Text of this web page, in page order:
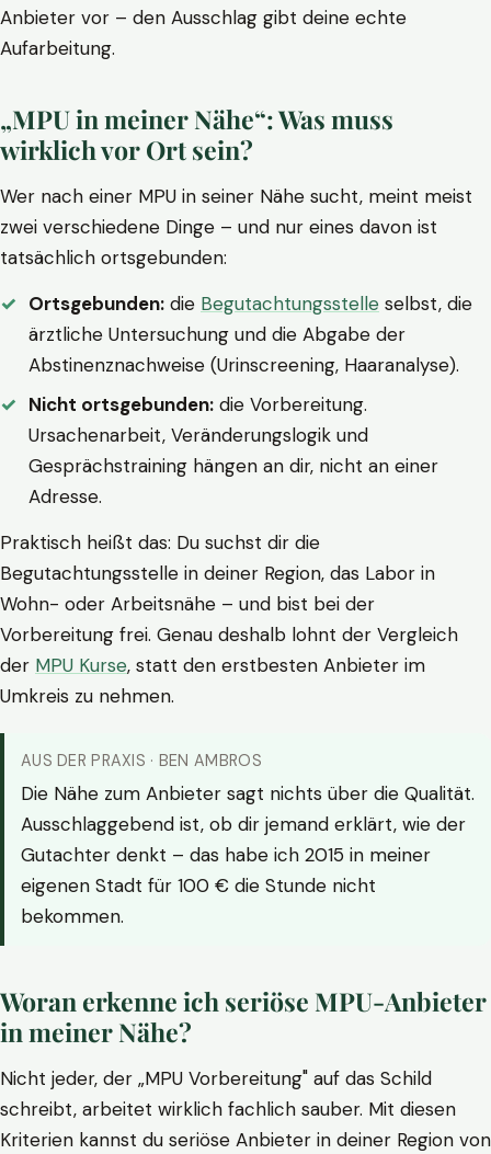
Anbieter vor – den Ausschlag gibt deine echte
Aufarbeitung.
„MPU in meiner Nähe“: Was muss
wirklich vor Ort sein?
Wer nach einer MPU in seiner Nähe sucht, meint meist
zwei verschiedene Dinge – und nur eines davon ist
tatsächlich ortsgebunden:
Ortsgebunden: die Begutachtungsstelle selbst, die
ärztliche Untersuchung und die Abgabe der
Abstinenznachweise (Urinscreening, Haaranalyse).
Nicht ortsgebunden: die Vorbereitung.
Ursachenarbeit, Veränderungslogik und
Gesprächstraining hängen an dir, nicht an einer
Adresse.
Praktisch heißt das: Du suchst dir die
Begutachtungsstelle in deiner Region, das Labor in
Wohn- oder Arbeitsnähe – und bist bei der
Vorbereitung frei. Genau deshalb lohnt der Vergleich
der MPU Kurse, statt den erstbesten Anbieter im
Umkreis zu nehmen.
AUS DER PRAXIS · BEN AMBROS
Die Nähe zum Anbieter sagt nichts über die Qualität.
Ausschlaggebend ist, ob dir jemand erklärt, wie der
Gutachter denkt – das habe ich 2015 in meiner
eigenen Stadt für 100 € die Stunde nicht
bekommen.
Woran erkenne ich seriöse MPU-Anbieter
in meiner Nähe?
Nicht jeder, der „MPU Vorbereitung" auf das Schild
schreibt, arbeitet wirklich fachlich sauber. Mit diesen
Kriterien kannst du seriöse Anbieter in deiner Region von